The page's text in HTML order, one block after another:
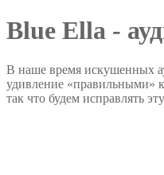
Blue Ella -
В наше время искушенных
удивление «правильными»
так что будем исправлять